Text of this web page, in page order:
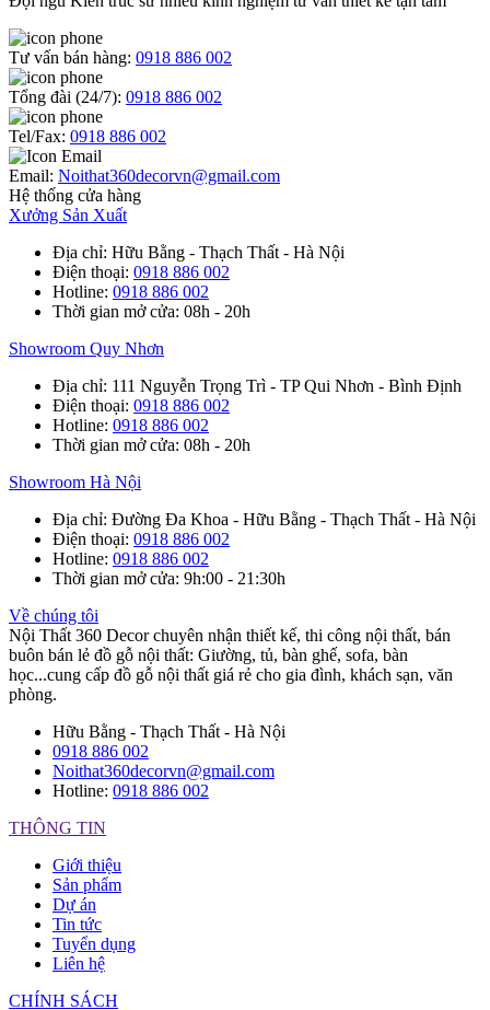
Tư vấn bán hàng: 0918 886 002
Tổng đài (24/7): 0918 886 002
Tel/Fax: 0918 886 002
Email: Noithat360decorvn@gmail.com
Hệ thống cửa hàng
Xưởng Sản Xuất
Địa chỉ: Hữu Bằng - Thạch Thất - Hà Nội
Điện thoại: 0918 886 002
Hotline: 0918 886 002
Thời gian mở cửa: 08h - 20h
Showroom Quy Nhơn
Địa chỉ: 111 Nguyễn Trọng Trì - TP Qui Nhơn - Bình Định
Điện thoại: 0918 886 002
Hotline: 0918 886 002
Thời gian mở cửa: 08h - 20h
Showroom Hà Nội
Địa chỉ: Đường Đa Khoa - Hữu Bằng - Thạch Thất - Hà Nội
Điện thoại: 0918 886 002
Hotline: 0918 886 002
Thời gian mở cửa: 9h:00 - 21:30h
Về chúng tôi
Nội Thất 360 Decor chuyên nhận thiết kế, thi công nội thất, bán
buôn bán lẻ đồ gỗ nội thất: Giường, tủ, bàn ghế, sofa, bàn
học...cung cấp đồ gỗ nội thất giá rẻ cho gia đình, khách sạn, văn
phòng.
Hữu Bằng - Thạch Thất - Hà Nội
0918 886 002
Noithat360decorvn@gmail.com
Hotline: 0918 886 002
THÔNG TIN
Giới thiệu
Sản phẩm
Dự án
Tin tức
Tuyển dụng
Liên hệ
CHÍNH SÁCH